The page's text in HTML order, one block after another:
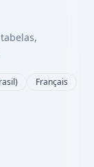
Français